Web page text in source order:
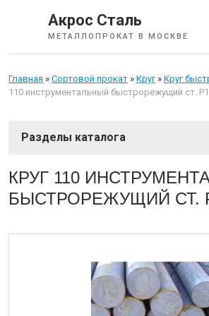
Акрос Сталь
МЕТАЛЛОПРОКАТ В МОСКВЕ
Главная » Сортовой прокат » Круг» Круг
110 инструментальный быстрорежущий ст.
СОРТОВОЙ ПРОКАТ
Арматура
КРУГ 110
БЫСТРОРЕЖУЩИЙ СТ.